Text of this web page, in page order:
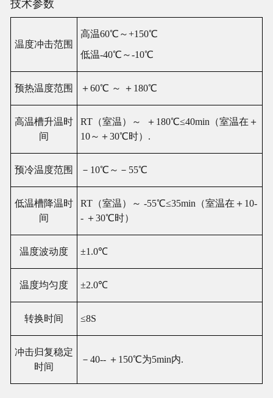
技术参数
温度冲击范围
高温60℃～+150℃
低温-40℃～-10℃
预热温度范围 ＋60℃ ～ ＋180℃
高温槽升温时
间
RT（室温） ～ ＋180℃≤40min（室温在＋
10～＋30℃时） .
预冷温度范围 －10℃～－55℃
低温槽降温时
间
RT（室温） ～ -55℃≤35min（室温在＋ 10-
- ＋30℃时）
温度波动度 ±1.0℃
温度均匀度 ±2.0℃
转换时间 ≤8S
冲击归复稳定
时间
－40-- ＋150℃为5min内.